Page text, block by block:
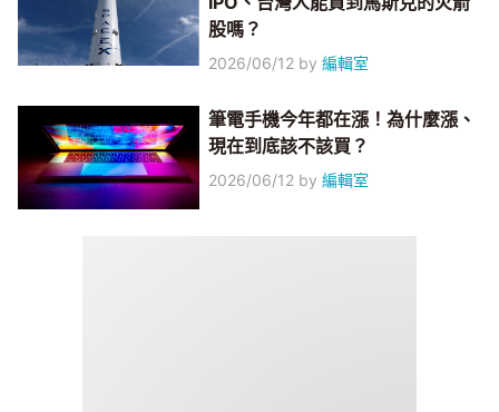
股嗎？
2026/06/12 by編輯室
筆電手機今年都在漲！為什麼漲、
現在到底該不該買？
2026/06/12 by編輯室